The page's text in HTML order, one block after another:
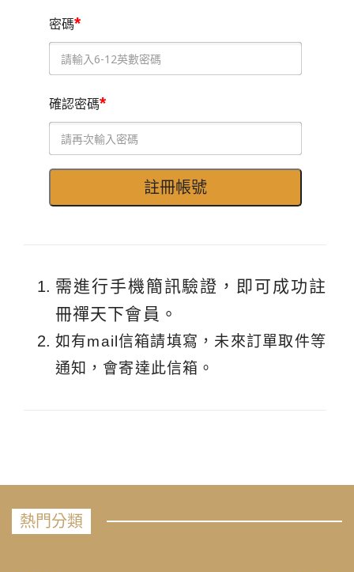
密碼*
確認密碼*
需進行手機簡訊驗證，即可成功註
冊禪天下會員。
如有mail信箱請填寫，未來訂單取件等
通知，會寄達此信箱。
熱門分類